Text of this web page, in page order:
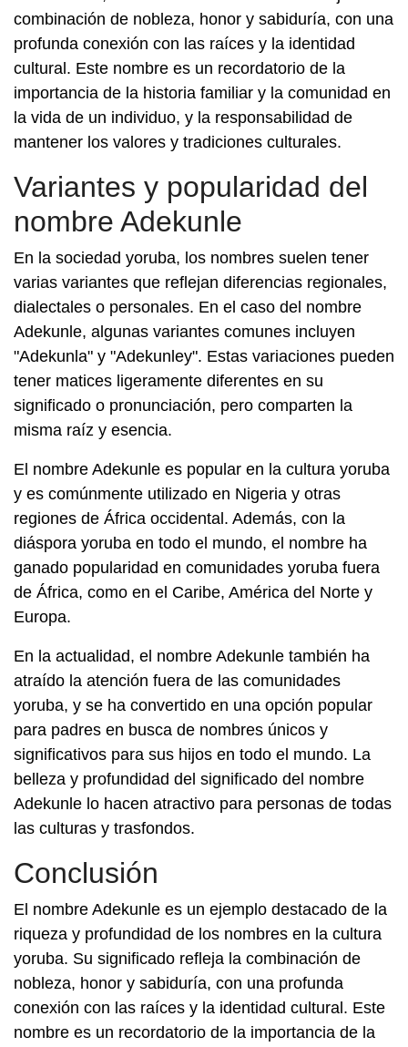
combinación de nobleza, honor y sabiduría, con una
profunda conexión con las raíces y la identidad
cultural. Este nombre es un recordatorio de la
importancia de la historia familiar y la comunidad en
la vida de un individuo, y la responsabilidad de
mantener los valores y tradiciones culturales.
Variantes y popularidad del
nombre Adekunle
En la sociedad yoruba, los nombres suelen tener
varias variantes que reflejan diferencias regionales,
dialectales o personales. En el caso del nombre
Adekunle, algunas variantes comunes incluyen
"Adekunla" y "Adekunley". Estas variaciones pueden
tener matices ligeramente diferentes en su
significado o pronunciación, pero comparten la
misma raíz y esencia.
El nombre Adekunle es popular en la cultura yoruba
y es comúnmente utilizado en Nigeria y otras
regiones de África occidental. Además, con la
diáspora yoruba en todo el mundo, el nombre ha
ganado popularidad en comunidades yoruba fuera
de África, como en el Caribe, América del Norte y
Europa.
En la actualidad, el nombre Adekunle también ha
atraído la atención fuera de las comunidades
yoruba, y se ha convertido en una opción popular
para padres en busca de nombres únicos y
significativos para sus hijos en todo el mundo. La
belleza y profundidad del significado del nombre
Adekunle lo hacen atractivo para personas de todas
las culturas y trasfondos.
Conclusión
El nombre Adekunle es un ejemplo destacado de la
riqueza y profundidad de los nombres en la cultura
yoruba. Su significado refleja la combinación de
nobleza, honor y sabiduría, con una profunda
conexión con las raíces y la identidad cultural. Este
nombre es un recordatorio de la importancia de la